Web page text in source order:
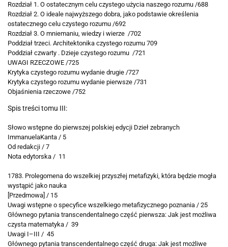
Rozdział 1. O ostatecznym celu czystego użycia naszego rozumu /688
Rozdział 2. O ideale najwyższego dobra, jako podstawie określenia
ostatecznego celu czystego rozumu /692
Rozdział 3. O mniemaniu, wiedzy i wierze /702
Poddział trzeci. Architektonika czystego rozumu 709
Poddział czwarty . Dzieje czystego rozumu /721
UWAGI RZECZOWE /725
Krytyka czystego rozumu wydanie drugie /727
Krytyka czystego rozumu wydanie pierwsze /731
Objaśnienia rzeczowe /752
Spis treści tomu III:
Słowo wstępne do pierwszej polskiej edycji Dzieł zebranych
ImmanuelaKanta / 5
Od redakcji / 7
Nota edytorska / 11
1783. Prolegomena do wszelkiej przyszłej metafizyki, która będzie mogła
wystąpić jako nauka
[Przedmowa] / 15
Uwagi wstępne o specyfice wszelkiego metafizycznego poznania / 25
Głównego pytania transcendentalnego część pierwsza: Jak jest możliwa
czysta matematyka / 39
Uwagi I–III / 45
Głównego pytania transcendentalnego część druga: Jak jest możliwe